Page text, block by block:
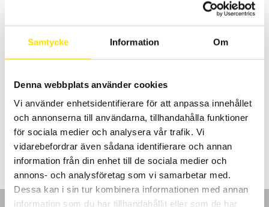
Samtycke Information Om
Denna webbplats använder cookies
Vi använder enhetsidentifierare för att anpassa innehållet
och annonserna till användarna, tillhandahålla funktioner
för sociala medier och analysera vår trafik. Vi
vidarebefordrar även sådana identifierare och annan
information från din enhet till de sociala medier och
annons- och analysföretag som vi samarbetar med.
Dessa kan i sin tur kombinera informationen med annan
information som du har tillhandahållit eller som de har
SAUTER TVP manuellt provställ
Manuellt SAUTER provställ för mätning av kraft.
3,750.00 kr – 5,250.00kr Prisintervall:
3,750.00 kr
till
5,250.00 kr
LÄS MER